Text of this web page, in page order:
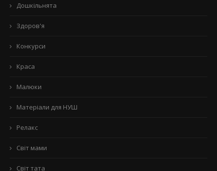
Дошкільнята
Здоров'я
Конкурси
Краса
Малюки
Матеріали для НУШ
Релакс
Світ мами
Світ тата